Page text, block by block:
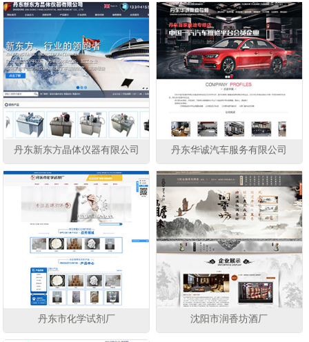
丹东新东方晶体仪器有限公司 丹东华诚汽车服务有限公司
丹东市化学试剂厂 沈阳市润香坊酒厂